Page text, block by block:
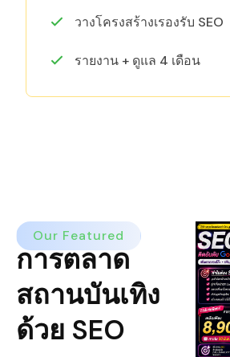
วางโครงสร้างเรองรับ SEO
รายงาน + ดูแล 4 เดือน
Our Featured
การตลาด
สถานบันเทิง
ด้วย SEO